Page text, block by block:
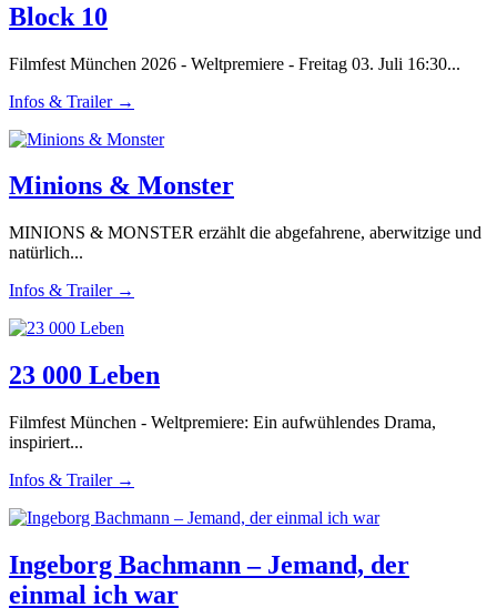
Block 10
Filmfest München 2026 - Weltpremiere - Freitag 03. Juli 16:30...
Infos & Trailer →
Minions & Monster
MINIONS & MONSTER erzählt die abgefahrene, aberwitzige und
natürlich...
Infos & Trailer →
23 000 Leben
Filmfest München - Weltpremiere: Ein aufwühlendes Drama,
inspiriert...
Infos & Trailer →
Ingeborg Bachmann – Jemand, der
einmal ich war